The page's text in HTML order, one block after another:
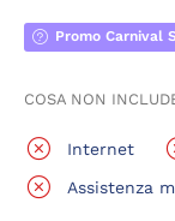
Promo Carnival
COSA NON
Internet
Assistenza